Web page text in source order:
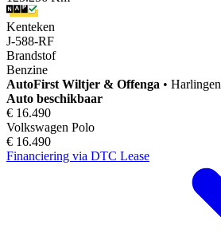
Kenteken
J-588-RF
Brandstof
Benzine
AutoFirst Wiltjer & Offenga • Harlingen
Auto beschikbaar
€ 16.490
Volkswagen Polo
€ 16.490
Financiering via DTC Lease